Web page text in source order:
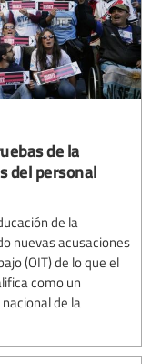
de la
del personal
de la
nuevas acusaciones
(OIT) de lo que el
como un
de la